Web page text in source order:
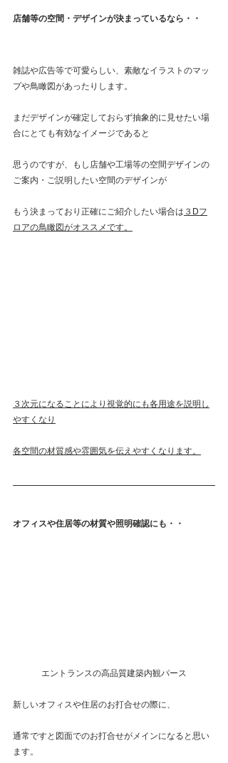
店舗等の空間・デザインが決まっているなら・・
雑誌や広告等で可愛らしい、素敵なイラストのマッ
プや鳥瞰図があったりします。
まだデザインが確定しておらず抽象的に見せたい場
合にとても有効なイメージであると
思うのですが、もし店舗や工場等の空間デザインの
ご案内・ご説明したい空間のデザインが
もう決まっており正確にご紹介したい場合は ３Dフ
ロアの鳥瞰図がオススメです。
３次元になることにより視覚的にも各用途を説明し
やすくなり
各空間の材質感や雰囲気を伝えやすくなります。
オフィスや住居等の材質や照明確認にも・・
エントランスの高品質建築内観パース
新しいオフィスや住居のお打合せの際に、
通常ですと図面でのお打合せがメインになると思い
ます。